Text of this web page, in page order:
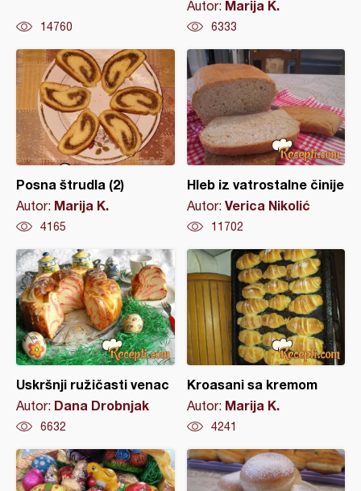
14760
Autor: Marija K.
6333
Posna štrudla (2)
Autor: Marija K.
4165
Hleb iz vatrostalne činije
Autor: Verica Nikolić
11702
Uskršnji ružičasti venac
Autor: Dana Drobnjak
6632
Kroasani sa kremom
Autor: Marija K.
4241